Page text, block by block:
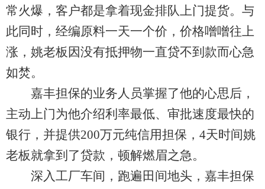
常火爆，客户都是拿着现金排队上门提货。与
此同时，经编原料一天一个价，价格噌噌往上
涨，姚老板因没有抵押物一直贷不到款而心急
如焚。
嘉丰担保的业务人员掌握了他的心思后，
主动上门为他介绍利率最低、审批速度最快的
银行，并提供200万元纯信用担保，4天时间姚
老板就拿到了贷款，顿解燃眉之急。
深入工厂车间，跑遍田间地头，嘉丰担保